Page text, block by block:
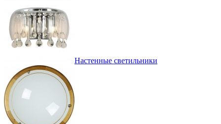
Настенные светильники